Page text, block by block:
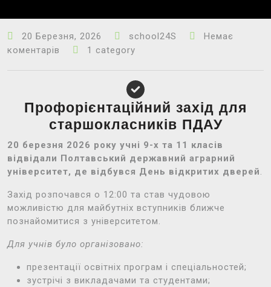
20 Березня, 2026 school24S
Немає
коментарів
1 category
Профорієнтаційний захід для
старшокласників ПДАУ
20 березня 2026 року учні 9-х та 11 класів
відвідали Полтавський державний аграрний
університет, де відбувся День відкритих дверей.
Захід розпочався о 12:00 та став чудовою
можливістю для майбутніх вступників ближче
познайомитися з університетом.
Для учнів було організовано:
презентації освітніх програм і спеціальностей;
зустрічі з викладачами та студентами;